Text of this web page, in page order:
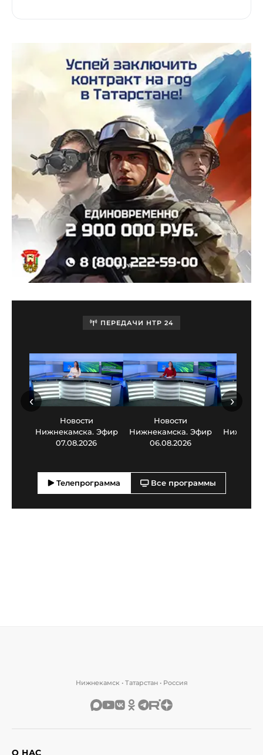
ПЕРЕДАЧИ НТР 24
Новости
Нижнекамска. Эфир
07.08.2026
Новости
Нижнекамска. Эфир
06.08.2026
‹ ›
Телепрограмма Все программы
Нижнекамск • Татарстан • Россия
О НАС